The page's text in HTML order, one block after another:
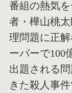
番組の熱気
者・樺山桃
理問題に正
ーバーで100
出題される
きた殺人事